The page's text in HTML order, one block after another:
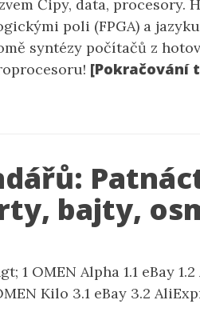
Čipy, data, procesory.
poli (FPGA) a
syntézy počítačů z
[Pokračování
bajty,
OMEN Alpha 1.1 eBay
Kilo 3.1 eBay 3.2